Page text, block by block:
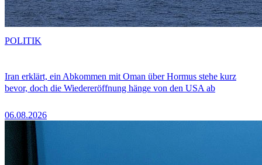
Iran erklärt, ein Abkommen mit Oman über Hormus stehe kurz
bevor, doch die Wiedereröffnung hänge von den USA ab
06.08.2026
POLITIK